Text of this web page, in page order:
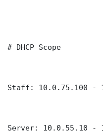
# DHCP Scope
Staff: 10.0.75.100 -
Server: 10.0.55.10 -